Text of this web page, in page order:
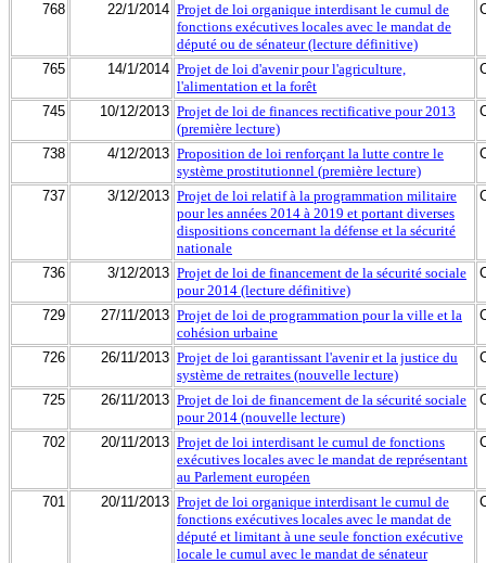
768 22/1/2014 Projet de loi organique interdisant le cumul de
fonctions exécutives locales avec le mandat de
député ou de sénateur (lecture définitive)
765 14/1/2014 Projet de loi d'avenir pour l'agriculture,
l'alimentation et la forêt
745 10/12/2013 Projet de loi de finances rectificative pour 2013
(première lecture)
738 4/12/2013 Proposition de loi renforçant la lutte contre le
système prostitutionnel (première lecture)
737 3/12/2013 Projet de loi relatif à la programmation militaire
pour les années 2014 à 2019 et portant diverses
dispositions concernant la défense et la sécurité
nationale
736 3/12/2013 Projet de loi de financement de la sécurité sociale
pour 2014 (lecture définitive)
729 27/11/2013 Projet de loi de programmation pour la ville et la
cohésion urbaine
726 26/11/2013 Projet de loi garantissant l'avenir et la justice du
système de retraites (nouvelle lecture)
725 26/11/2013 Projet de loi de financement de la sécurité sociale
pour 2014 (nouvelle lecture)
702 20/11/2013 Projet de loi interdisant le cumul de fonctions
exécutives locales avec le mandat de représentant
au Parlement européen
701 20/11/2013 Projet de loi organique interdisant le cumul de
fonctions exécutives locales avec le mandat de
député et limitant à une seule fonction exécutive
locale le cumul avec le mandat de sénateur